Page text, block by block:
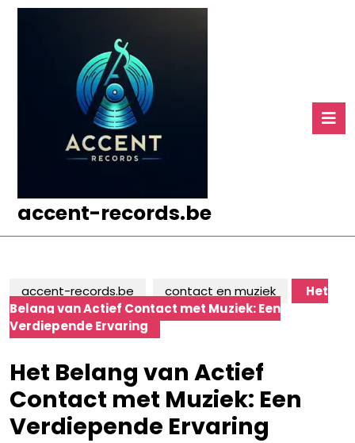
accent-records.be
accent-records.be contact en muziek
Het
Belang van Actief Contact met Muziek: Een
Verdiepende Ervaring
Het Belang van Actief
Contact met Muziek: Een
Verdiepende Ervaring